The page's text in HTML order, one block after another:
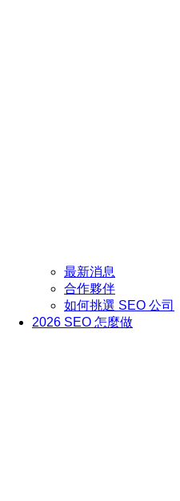
最新消息
合作夥伴
如何挑選 SEO 公司
2026 SEO 怎麼做